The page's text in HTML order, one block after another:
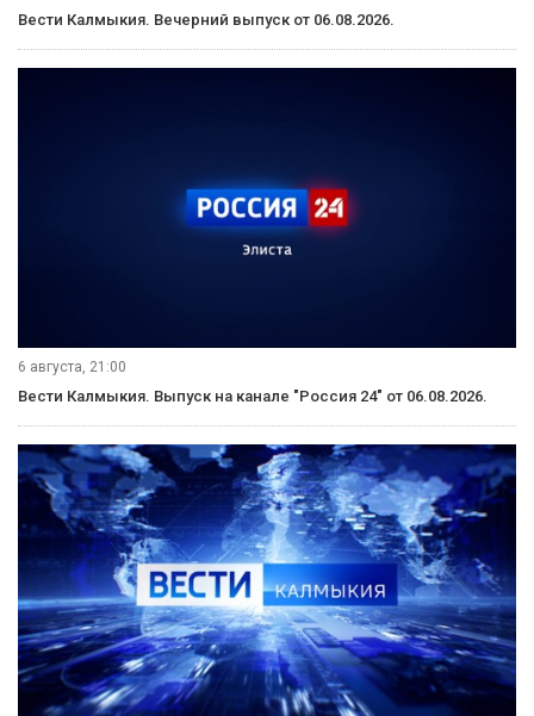
Вести Калмыкия. Вечерний выпуск от 06.08.2026.
6 августа, 21:00
Вести Калмыкия. Выпуск на канале "Россия 24" от 06.08.2026.